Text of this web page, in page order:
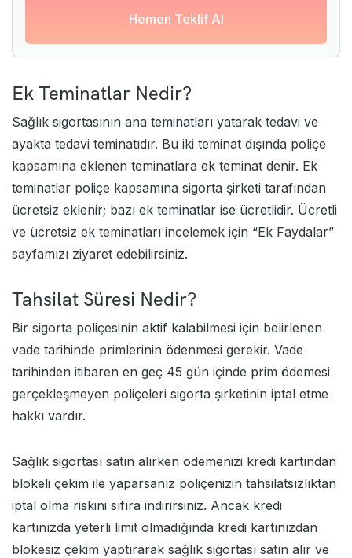
Hemen Teklif Al
Ek Teminatlar Nedir?
Sağlık sigortasının ana teminatları yatarak tedavi ve
ayakta tedavi teminatıdır. Bu iki teminat dışında poliçe
kapsamına eklenen teminatlara ek teminat denir. Ek
teminatlar poliçe kapsamına sigorta şirketi tarafından
ücretsiz eklenir; bazı ek teminatlar ise ücretlidir. Ücretli
ve ücretsiz ek teminatları incelemek için “Ek Faydalar”
sayfamızı ziyaret edebilirsiniz.
Tahsilat Süresi Nedir?
Bir sigorta poliçesinin aktif kalabilmesi için belirlenen
vade tarihinde primlerinin ödenmesi gerekir. Vade
tarihinden itibaren en geç 45 gün içinde prim ödemesi
gerçekleşmeyen poliçeleri sigorta şirketinin iptal etme
hakkı vardır.
Sağlık sigortası satın alırken ödemenizi kredi kartından
blokeli çekim ile yaparsanız poliçenizin tahsilatsızlıktan
iptal olma riskini sıfıra indirirsiniz. Ancak kredi
kartınızda yeterli limit olmadığında kredi kartınızdan
blokesiz çekim yaptırarak sağlık sigortası satın alır ve